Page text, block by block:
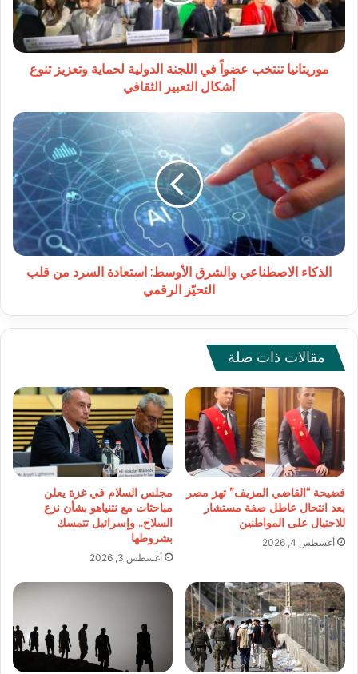
لحماية
وتعزيز
تنوع
أشكالموريتانيا تنتخب عضواً في اللجنة الدولية لحماية وتعزيز تنوع
أشكال التعبير الثقافي
الذكاء
الاصطناعي
والشرق
الأوسط:
استعادة
السرد
من
قلب
التحيّز
الرقميالذكاء الاصطناعي والشرق الأوسط: استعادة السرد من قلب
التحيّز الرقمي
مقالات ذات صلة
فضيحة “القاضي المزيف” تهز مصر
بعد انتحال عاطل صفة مستشار
للاحتيال على المواطنين
أغسطس 4, 2026
مجلس السلام في غزة يعلن
مباحثات مع نتنياهو بشأن نزع
السلاح.. وإسرائيل تتمسك
بشروطها
أغسطس 3, 2026